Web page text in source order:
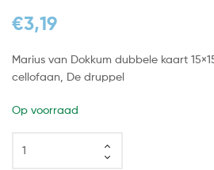
€3,19
Marius van Dokkum dubbele kaart
cellofaan, De druppel
Op voorraad